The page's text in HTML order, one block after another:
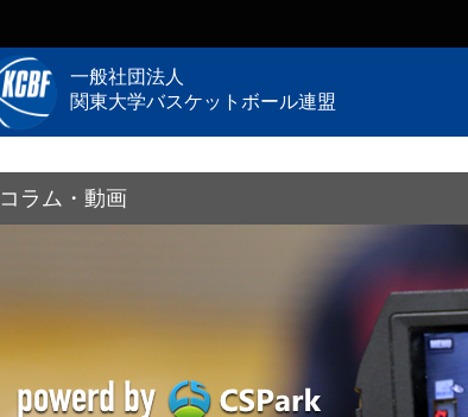
一般社団法人
関東大学バスケットボール連盟
コラム・動画